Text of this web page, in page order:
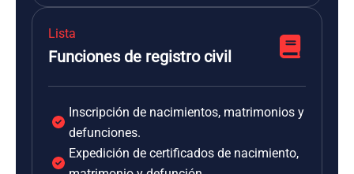
Lista
Funciones de registro civil
Inscripción de nacimientos, matrimonios y
defunciones.
Expedición de certificados de nacimiento,